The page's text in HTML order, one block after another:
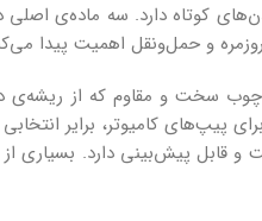
کوتاه دارد. سه ماده‌ی
و حمل‌ونقل اهمیت پیدا
سخت و مقاوم که از ریشه‌ی
پیپ‌های کامیوتر، برایر
پیش‌بینی دارد. بسیاری